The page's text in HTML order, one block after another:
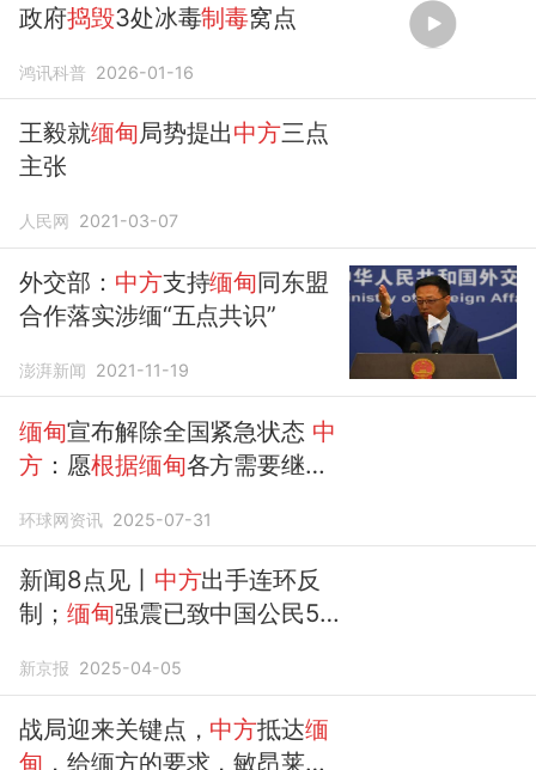
政府捣毁3处冰毒制毒窝点
鸿讯科普 2026-01-16
王毅就缅甸局势提出中方三点
主张
人民网 2021-03-07
外交部： 中方支持缅甸同东盟
合作落实涉缅“五点共识”
澎湃新闻 2021-11-19
缅甸宣布解除全国紧急状态 中
方 ：愿根据缅甸各方需要继续
环球网资讯 2025-07-31
新闻8点见丨 中方出手连环反
制；缅甸强震已致中国公民5
新京报 2025-04-05
战局迎来关键点， 中方抵达缅
甸 ，给缅方的要求，敏昂莱一